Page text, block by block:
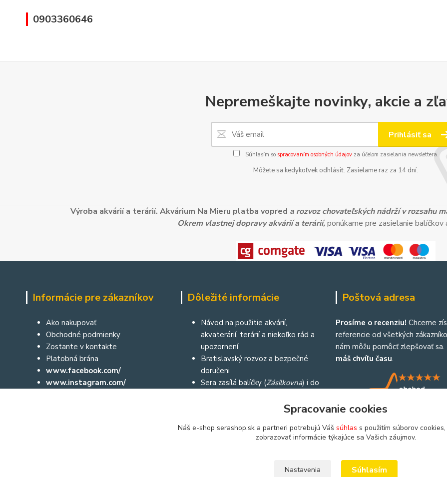
0903360646
Nepremeškajte novinky, akcie a
Prihlásiť sa
Súhlasím so spracovaním osobných údajovza účelom zasielania newslettera.
Môžete sa kedykoľvek odhlásiť. Zasielame raz za 14 dní.
Výroba akvárií a terárií. Akvárium Na Mieru platba vopred a rozvoz chovateľských nádrží v rozsahu
Okrem vlastnej dopravy akvárií a terárií,ponúkame pre zasielanie balíčkov
Informácie pre zákazníkov
Ako nakupovať
Obchodné podmienky
Zostante v kontakte
Platobná brána
www.facebook.com/
www.instagram.com/
Dôležité informácie
Návod na použitie akvárií,
akvaterárií, terárií a niekoľko rád a
upozornení
Bratislavský rozvoz a bezpečné
doručeni
Sera zasílá balíčky (Zásilkovna) i do
Poštová adresa
Prosíme o recenziu! Chceme
referencie od všetkých
nám môžu pomôcť zlepšovať sa.
máš chvíľu času.
Spracovanie cookies
Náš e-shop serashop.sk a partneri potrebujú Váš súhlas s použitím súborov
zobrazovať informácie týkajúce sa Vašich záujmov.
Nastavenia Súhlasím